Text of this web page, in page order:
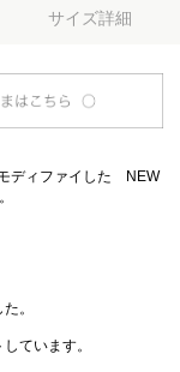
サイズ詳細
ディファイした NEW
。
ています。